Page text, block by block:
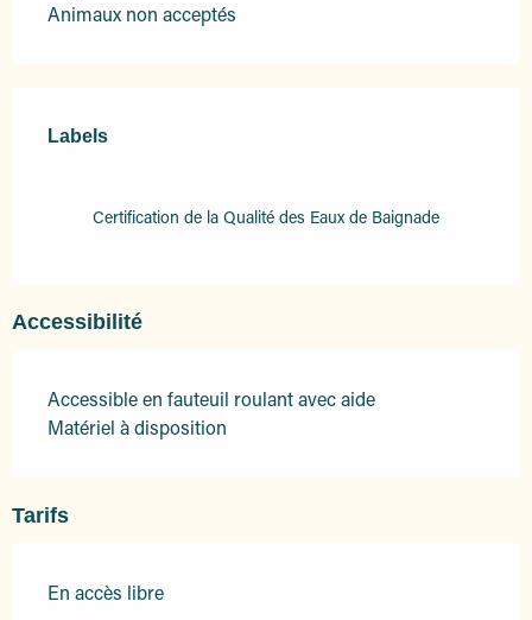
Animaux non acceptés
Labels
Labels
Certification de la Qualité des Eaux de Baignade
Accessibilité
Accessible en fauteuil roulant avec aide
Matériel à disposition
Tarifs
En accès libre